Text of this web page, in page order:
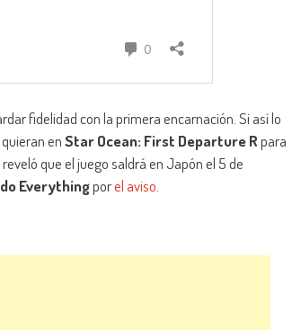
fidelidad con la primera encarnación. Si así lo
enStar Ocean: First Departure Rpara
reveló que el juego saldrá en Japón el 5 de
Everythingporel aviso.